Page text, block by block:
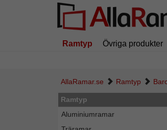
Ramtyp Övriga produkter
AllaRamar.se Ramtyp
Ramtyp
Aluminiumramar